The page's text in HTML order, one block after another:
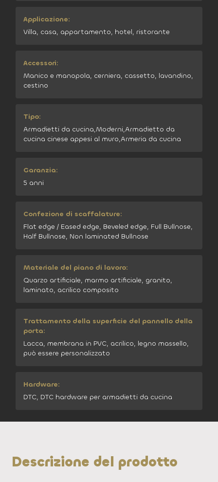
Applicazione:
Villa, casa, appartamento, hotel, ristorante
Accessori:
Manico e manopola, cerniera, cassetto, lavandino,
cestino
Tipo:
Armadietti da cucina,Moderni,Armadietto da
cucina cinese appesi al muro,Armeria da cucina
Garanzia:
5 anni
Confezione di scaffalature:
Flat edge / Eased edge, Beveled edge, Full Bullnose,
Half Bullnose, Non laminated Bullnose
Materiale del piano di lavoro:
Quarzo artificiale, marmo artificiale, granito,
laminato, acrilico composito
Trattamento della superficie del pannello della
porta:
Lacca, membrana in PVC, acrilico, legno massello,
può essere personalizzato
Hardware:
DTC, DTC hardware per armadietti da cucina
Descrizione del prodotto